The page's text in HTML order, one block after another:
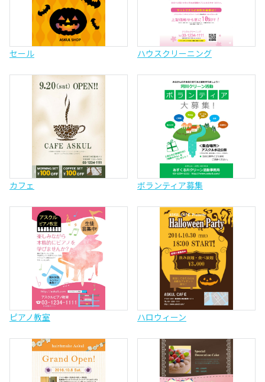
セール ハウスクリーニング
カフェ ボランティア募集
ピアノ教室 ハロウィーン